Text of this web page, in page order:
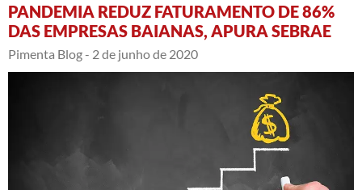
PANDEMIA REDUZ FATURAMENTO DE 86%
DAS EMPRESAS BAIANAS, APURA SEBRAE
Pimenta Blog - 2 de junho de 2020